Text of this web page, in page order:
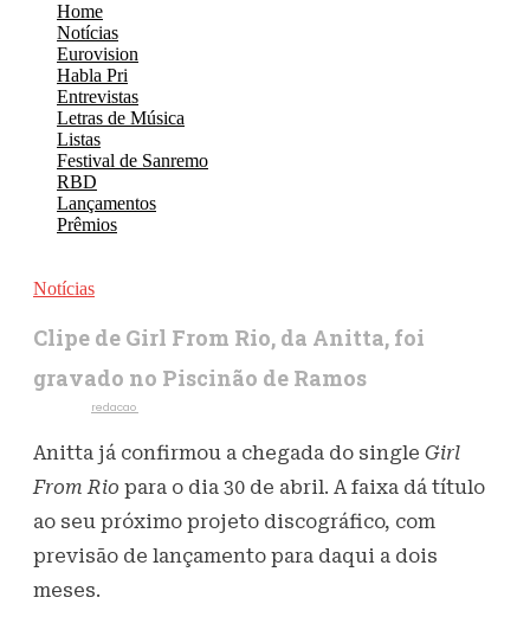
Home
Notícias
Eurovision
Habla Pri
Entrevistas
Letras de Música
Listas
Festival de Sanremo
RBD
Lançamentos
Prêmios
Notícias
Clipe de Girl From Rio, da Anitta, foi
gravado no Piscinão de Ramos
redacao
Anitta já confirmou a chegada do single Girl
From Rio para o dia 30 de abril. A faixa dá título
ao seu próximo projeto discográfico, com
previsão de lançamento para daqui a dois
meses.